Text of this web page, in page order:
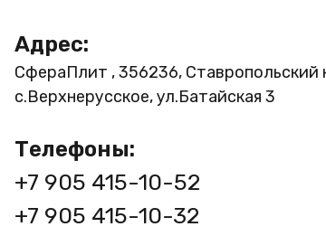
Адрес:
СфераПлит , 356236, Ставропольский
с.Верхнерусское, ул.Батайская 3
Телефоны:
+7 905 415-10-52
+7 905 415-10-32